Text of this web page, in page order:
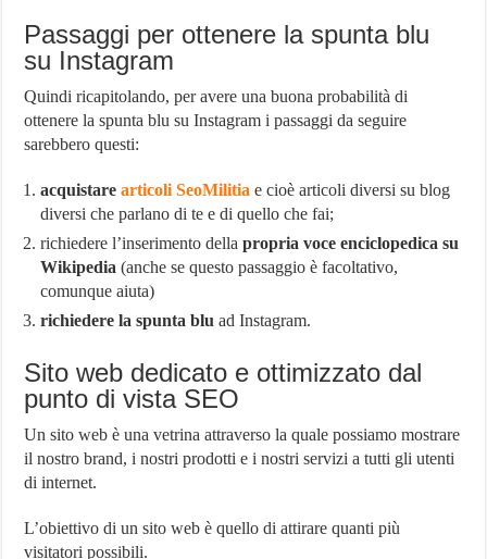
Passaggi per ottenere la spunta blu
su Instagram
Quindi ricapitolando, per avere una buona probabilità di
ottenere la spunta blu su Instagram i passaggi da seguire
sarebbero questi:
acquistarearticoli SeoMilitia e cioè articoli diversi su blog
diversi che parlano di te e di quello che fai;
richiedere l’inserimento della propria voce enciclopedica su
Wikipedia (anche se questo passaggio è facoltativo,
comunque aiuta)
richiedere la spunta blu ad Instagram.
Sito web dedicato e ottimizzato dal
punto di vista SEO
Un sito web è una vetrina attraverso la quale possiamo mostrare
il nostro brand, i nostri prodotti e i nostri servizi a tutti gli utenti
di internet.
L’obiettivo di un sito web è quello di attirare quanti più
visitatori possibili.